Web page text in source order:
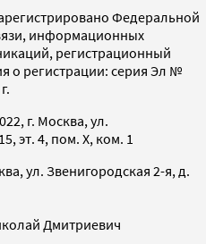
Федеральной
информационных
регистрационный
о регистрации: серия Эл №
г. Москва, ул.
эт. 4, пом. X, ком. 1
ул. Звенигородская 2-я, д.
Дмитриевич